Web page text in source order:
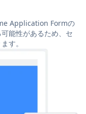
Application Formの
能性があるため、セ
す。